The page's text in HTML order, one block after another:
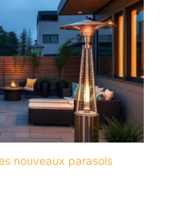
nouveaux parasols